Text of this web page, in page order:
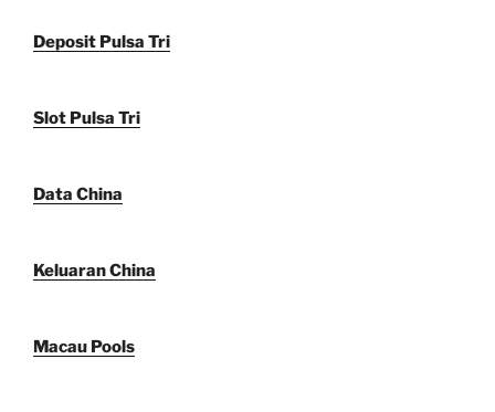
Deposit Pulsa Tri
Slot Pulsa Tri
Data China
Keluaran China
Macau Pools